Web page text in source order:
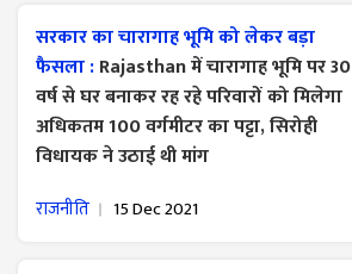
सरकार का चारागाह भूमि को लेकर बड़ा
फैसला :Rajasthan में चारागाह भूमि पर 30
वर्ष से घर बनाकर रह रहे परिवारों को मिलेगा
अधिकतम 100 वर्गमीटर का पट्टा, सिरोही
विधायक ने उठाई थी मांग
राजनीति 15 Dec 2021